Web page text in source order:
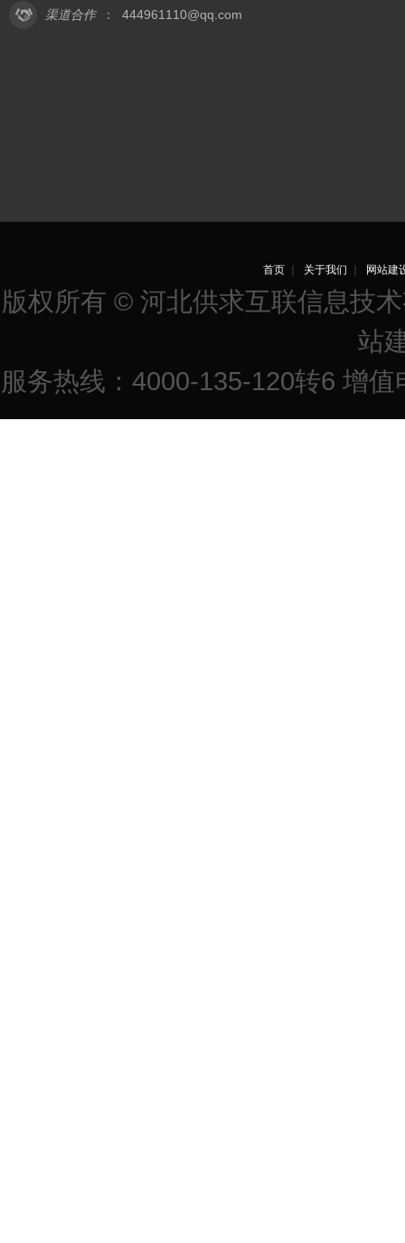
渠道合作 ： 444961110@qq.com
首页｜ 关于我们 网站建
版权所有 © 河北供求互联信息技
站
服务热线：4000-135-120转6 增